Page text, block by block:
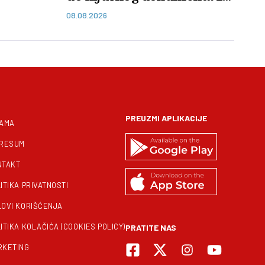
penziju
08.08.2026
PRIVATNOSTI
KORIŠĆENJA
KOLAČIĆA (COOKIES POLICY)
PREUZMI APLIKACIJE
PRATITE NAS